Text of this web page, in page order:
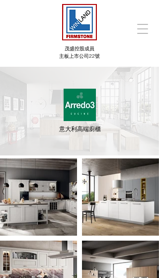
茂盛控股成員
主板上市公司22號
意大利高端廚櫃